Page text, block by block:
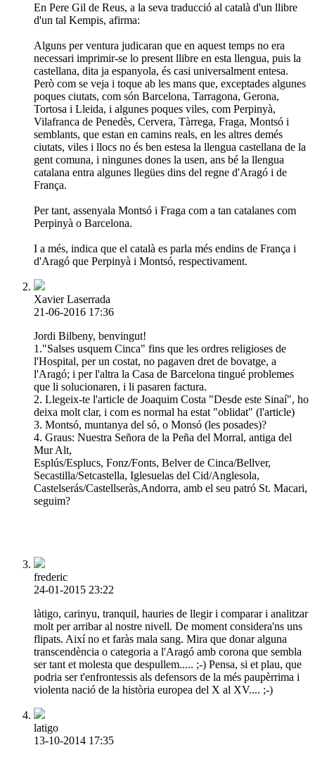
En Pere Gil de Reus, a la seva traducció al català d'un llibre
d'un tal Kempis, afirma:
Alguns per ventura judicaran que en aquest temps no era
necessari imprimir-se lo present llibre en esta llengua, puis la
castellana, dita ja espanyola, és casi universalment entesa.
Però com se veja i toque ab les mans que, exceptades algunes
poques ciutats, com són Barcelona, Tarragona, Gerona,
Tortosa i Lleida, i algunes poques viles, com Perpinyà,
Vilafranca de Penedès, Cervera, Tàrrega, Fraga, Montsó i
semblants, que estan en camins reals, en les altres demés
ciutats, viles i llocs no és ben estesa la llengua castellana de la
gent comuna, i ningunes dones la usen, ans bé la llengua
catalana entra algunes llegües dins del regne d'Aragó i de
França.
Per tant, assenyala Montsó i Fraga com a tan catalanes com
Perpinyà o Barcelona.
I a més, indica que el català es parla més endins de França i
d'Aragó que Perpinyà i Montsó, respectivament.
Xavier Laserrada
21-06-2016 17:36
Jordi Bilbeny, benvingut!
1."Salses usquem Cinca" fins que les ordres religioses de
l'Hospital, per un costat, no pagaven dret de bovatge, a
l'Aragó; i per l'altra la Casa de Barcelona tingué problemes
que li solucionaren, i li pasaren factura.
2. Llegeix-te l'article de Joaquim Costa "Desde este Sinaí", ho
deixa molt clar, i com es normal ha estat "oblidat" (l'article)
3. Montsó, muntanya del só, o Monsó (les posades)?
4. Graus: Nuestra Señora de la Peña del Morral, antiga del
Mur Alt,
Esplús/Esplucs, Fonz/Fonts, Belver de Cinca/Bellver,
Secastilla/Setcastella, Iglesuelas del Cid/Anglesola,
Castelserás/Castellseràs,Andorra, amb el seu patró St. Macari,
seguim?
frederic
24-01-2015 23:22
làtigo, carinyu, tranquil, hauries de llegir i comparar i analitzar
molt per arribar al nostre nivell. De moment considera'ns uns
flipats. Així no et faràs mala sang. Mira que donar alguna
transcendència o categoria a l'Aragó amb corona que sembla
ser tant et molesta que despullem..... ;-) Pensa, si et plau, que
podria ser t'enfrontessis als defensors de la més paupèrrima i
violenta nació de la història europea del X al XV.... ;-)
latigo
13-10-2014 17:35